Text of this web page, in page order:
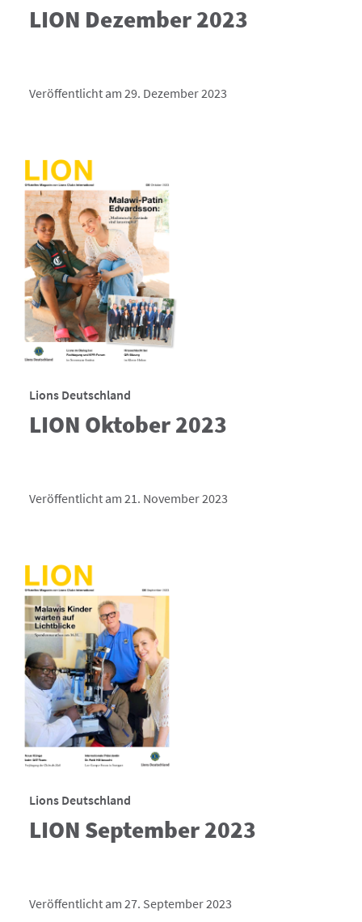
LION Dezember 2023
Veröffentlicht am 29. Dezember 2023
Lions Deutschland
LION Oktober 2023
Veröffentlicht am 21. November 2023
Lions Deutschland
LION September 2023
Veröffentlicht am 27. September 2023